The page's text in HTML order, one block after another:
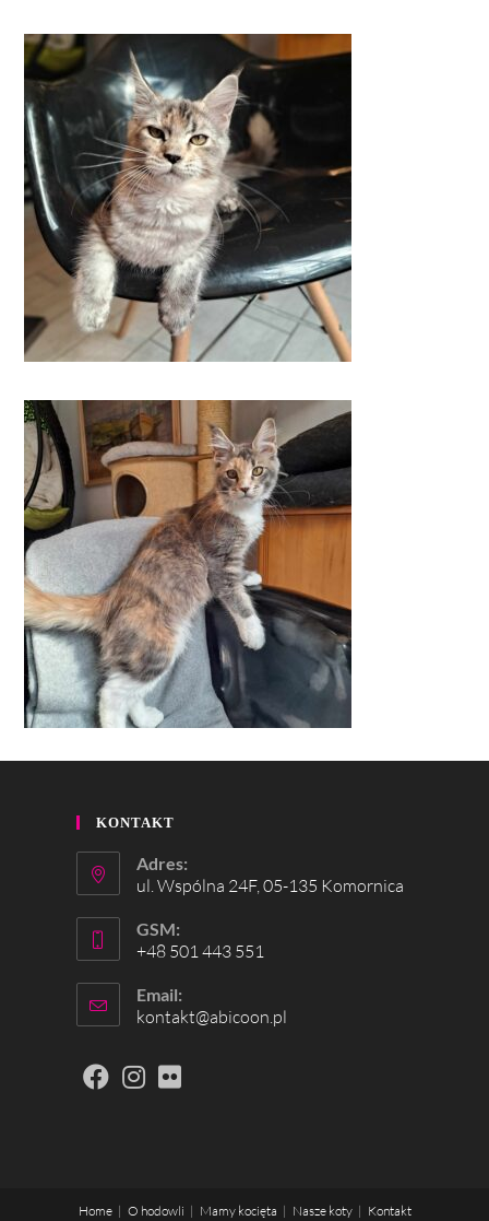
KONTAKT
Adres:
ul. Wspólna 24F, 05-135 Komornica
GSM:
+48 501 443 551
Email:
kontakt@abicoon.pl
Home O hodowli Mamy kocięta Nasze koty Kontakt